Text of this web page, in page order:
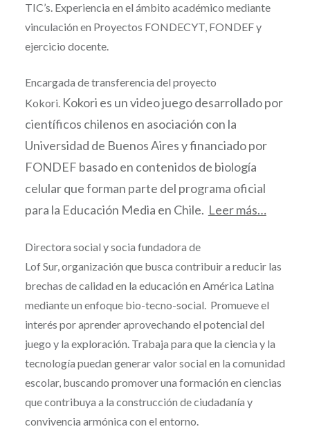
TIC’s. Experiencia en el ámbito académico mediante
vinculación en Proyectos FONDECYT, FONDEF y
ejercicio docente.
Encargada de transferencia del proyecto
Kokori. Kokori es un video juego desarrollado por
científicos chilenos en asociación con la
Universidad de Buenos Aires y financiado por
FONDEF basado en contenidos de biología
celular que forman parte del programa oficial
para la Educación Media en Chile. Leer más…
Directora social y socia fundadora de
Lof Sur, organización que busca contribuir a reducir las
brechas de calidad en la educación en América Latina
mediante un enfoque bio-tecno-social. Promueve el
interés por aprender aprovechando el potencial del
juego y la exploración. Trabaja para que la ciencia y la
tecnología puedan generar valor social en la comunidad
escolar, buscando promover una formación en ciencias
que contribuya a la construcción de ciudadanía y
convivencia armónica con el entorno.